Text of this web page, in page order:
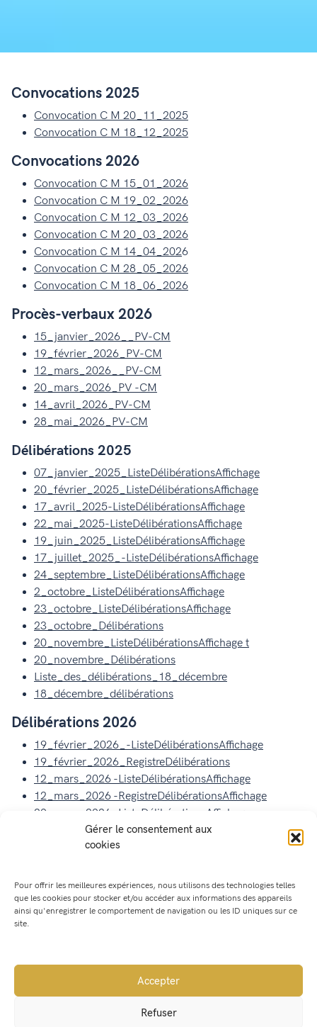
Gérer le consentement aux
cookies
Pour offrir les meilleures expériences, nous utilisons des technologies telles
que les cookies pour stocker et/ou accéder aux informations des appareils
ainsi qu'enregistrer le comportement de navigation ou les ID uniques sur ce
site.
Accepter
Refuser
Convocations 2025
Convocation C M 20_11_2025
Convocation C M 18_12_2025
Convocations 2026
Convocation C M 15_01_2026
Convocation C M 19_02_2026
Convocation C M 12_03_2026
Convocation C M 20_03_2026
Convocation C M 14_04_2026
Convocation C M 28_05_2026
Convocation C M 18_06_2026
Procès-verbaux 2026
15_janvier_2026__PV-CM
19_février_2026_PV-CM
12_mars_2026__PV-CM
20_mars_2026_PV -CM
14_avril_2026_PV-CM
28_mai_2026_PV-CM
Délibérations 2025
07_janvier_2025_ListeDélibérationsAffichage
20_février_2025_ListeDélibérationsAffichage
17_avril_2025-ListeDélibérationsAffichage
22_mai_2025-ListeDélibérationsAffichage
19_juin_2025_ListeDélibérationsAffichage
17_juillet_2025_-ListeDélibérationsAffichage
24_septembre_ListeDélibérationsAffichage
2_octobre_ListeDélibérationsAffichage
23_octobre_ListeDélibérationsAffichage
23_octobre_Délibérations
20_novembre_ListeDélibérationsAffichage t
20_novembre_Délibérations
Liste_des_délibérations_18_décembre
18_décembre_délibérations
Délibérations 2026
19_février_2026_-ListeDélibérationsAffichage
19_février_2026_RegistreDélibérations
12_mars_2026 -ListeDélibérationsAffichage
12_mars_2026 -RegistreDélibérationsAffichage
20_mars_2026 -ListeDélibérationsAffichage
20_mars_2026 -RegistreDélibérationsAffichage
14_avril_2026-ListeDélibérationsAffichage
28_mai_2026 -ListeDélibérationsAffichage
28_mai_2026-RegistreDélibérations
18_juin_2026-ListeDélibérationsAffichage